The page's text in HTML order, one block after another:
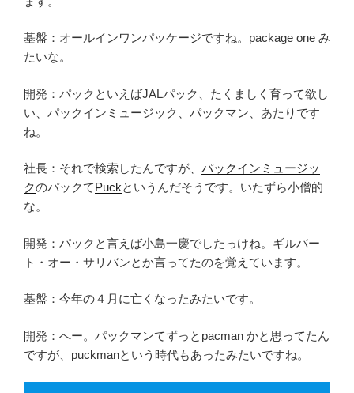
基盤：オールインワンパッケージですね。package one み
たいな。
開発：パックといえばJALパック、たくましく育って欲し
い、パックインミュージック、パックマン、あたりです
ね。
社長：それで検索したんですが、 パックインミュージッ
クのパックてPuckというんだそうです。いたずら小僧的
な。
開発：パックと言えば小島一慶でしたっけね。ギルバー
ト・オー・サリバンとか言ってたのを覚えています。
基盤：今年の４月に亡くなったみたいです。
開発：へー。パックマンてずっとpacman かと思ってたん
ですが、puckmanという時代もあったみたいですね。